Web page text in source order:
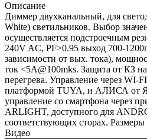
Описание
Диммер двухканальный, для
White) светильников. Выбор
осуществляется подстроечным
240V AC, PF>0.95 выход 700-
зависимости от вых. тока),
ток <5А@100mks. Защита от КЗ
перегрева. Управление через WI-
платформой TUYA, и АЛИСА от
управление со смартфона через
ARLIGHT, доступного для
соответствующих сторах.
Видео